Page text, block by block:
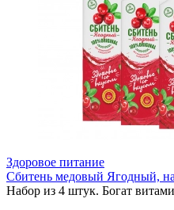
Здоровое питание
Сбитень медовый Ягодный,
Набор из 4 штук. Богат